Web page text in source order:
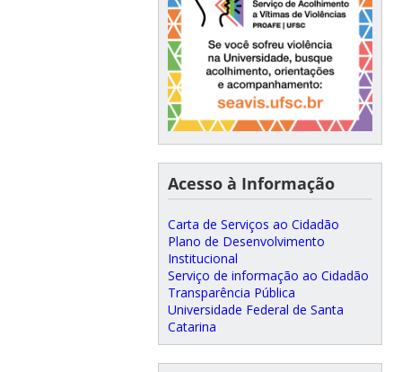
Acesso à Informação
Carta de Serviços ao Cidadão
Plano de Desenvolvimento
Institucional
Serviço de informação ao Cidadão
Transparência Pública
Universidade Federal de Santa
Catarina